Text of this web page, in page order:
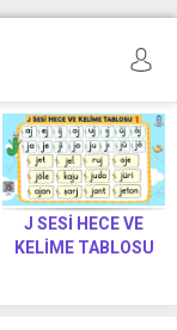
J SESİ HECE VE
KELİME TABLOSU